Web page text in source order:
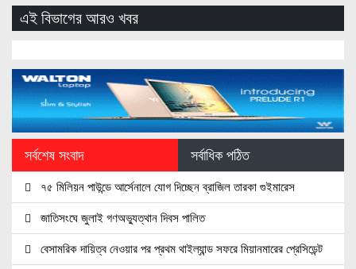
এই বিভাগের আরও খবর
সর্বশেষ সংবাদ সর্বাধিক পঠিত
৭৫ মিলিয়ন পাউন্ডে আর্সেনালে যোগ দিচ্ছেন ব্রাজিল তারকা গুইমারেস
জাতিসংঘে জুলাই গণঅভ্যুত্থান দিবস পালিত
বেসামরিক দায়িত্ব নেওয়ার পর প্রথম থাইল্যান্ড সফরে মিয়ানমারের প্রেসিডেন্ট